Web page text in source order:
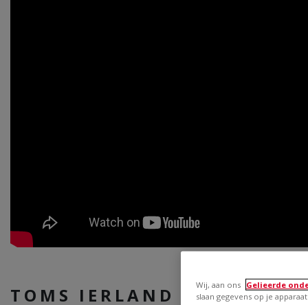
TOMS IERLAND
Wij, aan ons Gelieerde
slaan gegevens op je